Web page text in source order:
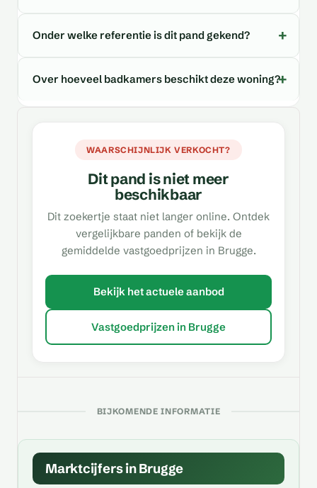
Onder welke referentie is dit pand gekend?
Over hoeveel badkamers beschikt deze woning?
WAARSCHIJNLIJK VERKOCHT?
Dit pand is niet meer
beschikbaar
Dit zoekertje staat niet langer online. Ontdek
vergelijkbare panden of bekijk de
gemiddelde vastgoedprijzen in Brugge.
Bekijk het actuele aanbod
Vastgoedprijzen in Brugge
BIJKOMENDE INFORMATIE
Marktcijfers in Brugge